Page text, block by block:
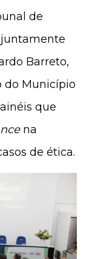
de
juntamente
Barreto,
do Município
que
na
de ética.